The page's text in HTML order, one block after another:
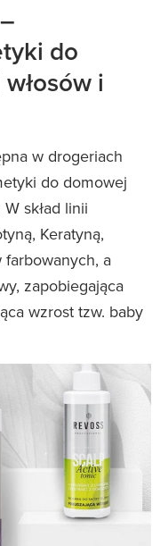
do
i
w drogeriach
do domowej
skład linii
Keratyną,
farbowanych, a
zapobiegająca
wzrost tzw. baby